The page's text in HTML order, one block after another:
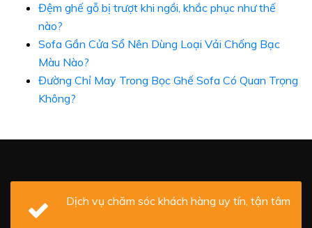
Đệm ghế gỗ bị trượt khi ngồi, khắc phục như thế
nào?
Sofa Gần Cửa Sổ Nên Dùng Loại Vải Chống Bạc
Màu Nào?
Đường Chỉ May Trong Bọc Ghế Sofa Có Quan Trọng
Không?
Dịch vụ chăm sóc khách hàng uy tín, tận tâm